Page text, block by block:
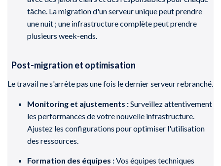
tâche. La migration d'un serveur unique peut prendre
une nuit ; une infrastructure complète peut prendre
plusieurs week-ends.
Post-migration et optimisation
Le travail ne s'arrête pas une fois le dernier serveur rebranché.
Monitoring et ajustements :Surveillez attentivement
les performances de votre nouvelle infrastructure.
Ajustez les configurations pour optimiser l'utilisation
des ressources.
Formation des équipes :Vos équipes techniques